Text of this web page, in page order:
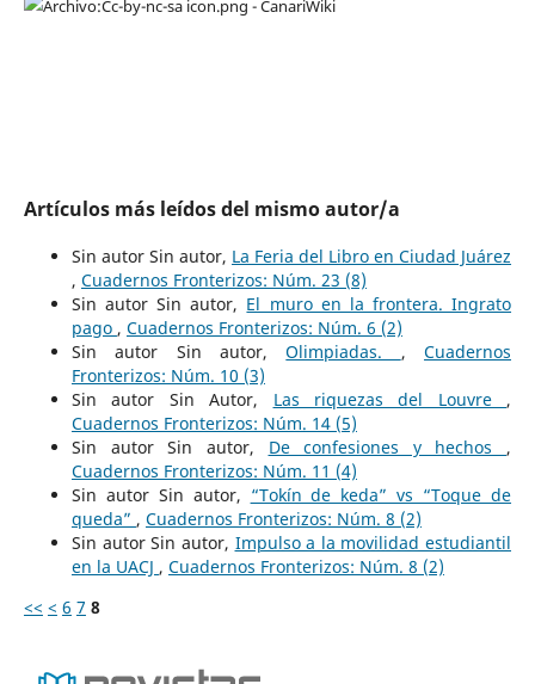
Artículos más leídos del mismo autor/a
Sin autor Sin autor, La Feria del Libro en Ciudad Juárez
, Cuadernos Fronterizos: Núm. 23 (8)
Sin autor Sin autor, El muro en la frontera. Ingrato
pago , Cuadernos Fronterizos: Núm. 6 (2)
Sin autor Sin autor,Olimpiadas. ,Cuadernos
Fronterizos: Núm. 10 (3)
Sin autor Sin Autor, Las riquezas del Louvre ,
Cuadernos Fronterizos: Núm. 14 (5)
Sin autor Sin autor, De confesiones y hechos ,
Cuadernos Fronterizos: Núm. 11 (4)
Sin autor Sin autor, “Tokín de keda” vs “Toque de
queda” , Cuadernos Fronterizos: Núm. 8 (2)
Sin autor Sin autor, Impulso a la movilidad estudiantil
en la UACJ , Cuadernos Fronterizos: Núm. 8 (2)
<< < 6 7 8